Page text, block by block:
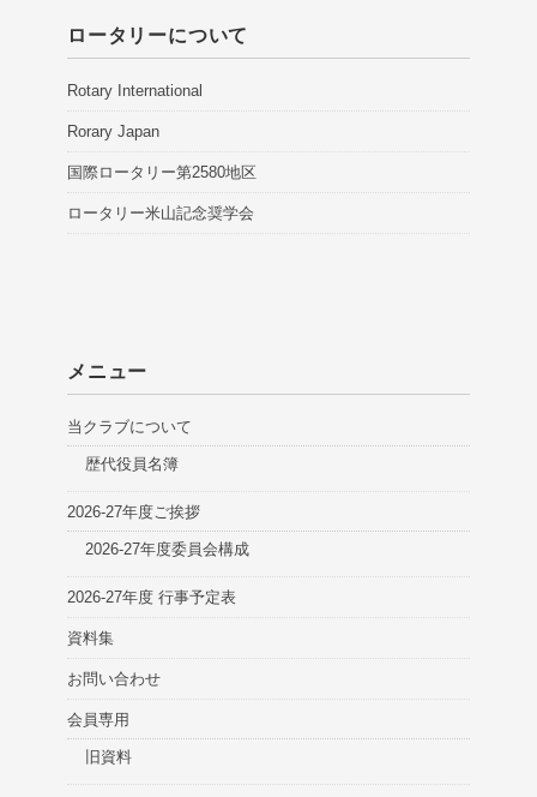
ロータリーについて
Rotary International
Rorary Japan
国際ロータリー第2580地区
ロータリー米山記念奨学会
メニュー
当クラブについて
歴代役員名簿
2026-27年度ご挨拶
2026-27年度委員会構成
2026-27年度 行事予定表
資料集
お問い合わせ
会員専用
旧資料